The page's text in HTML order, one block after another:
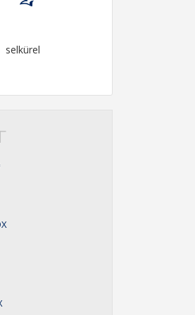
selkürel